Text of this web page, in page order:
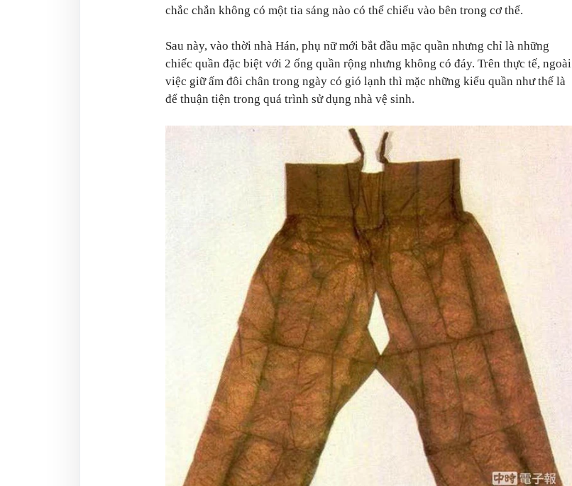
chắc chắn không có một tia sáng nào có thể chiếu vào bên trong cơ thể.
Sau này, vào thời nhà Hán, phụ nữ mới bắt đầu mặc quần nhưng chỉ là những
chiếc quần đặc biệt với 2 ống quần rộng nhưng không có đáy. Trên thực tế, ngoài
việc giữ ấm đôi chân trong ngày có gió lạnh thì mặc những kiểu quần như thế là
để thuận tiện trong quá trình sử dụng nhà vệ sinh.